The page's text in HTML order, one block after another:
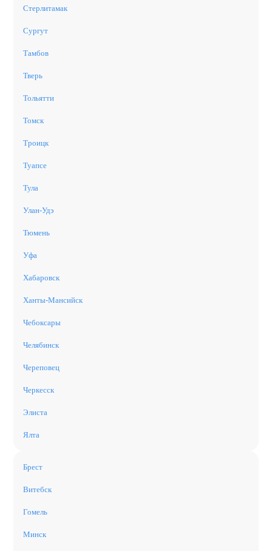
Стерлитамак
Сургут
Тамбов
Тверь
Тольятти
Томск
Троицк
Туапсе
Тула
Улан-Удэ
Тюмень
Уфа
Хабаровск
Ханты-Мансийск
Чебоксары
Челябинск
Череповец
Черкесск
Элиста
Ялта
Брест
Витебск
Гомель
Минск